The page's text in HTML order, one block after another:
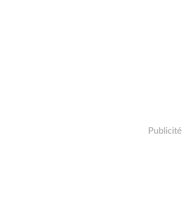
Publicité